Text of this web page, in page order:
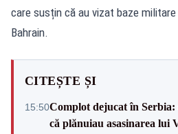
care susțin că au vizat baze
Bahrain.
CITEȘTE ȘI
15:50Complot dejucat în
că plănuiau asasinarea lui